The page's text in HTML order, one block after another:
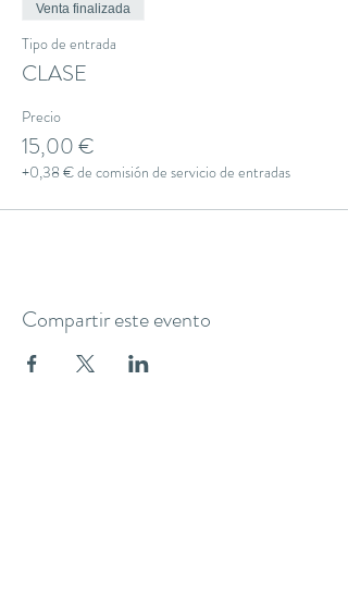
Venta finalizada
Tipo de entrada
CLASE
Precio
15,00 €
+0,38 € de comisión de servicio de entradas
Compartir este evento